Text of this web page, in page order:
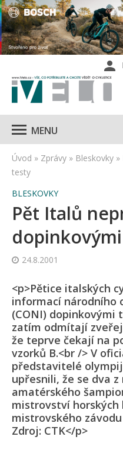
MENU
Úvod » Zprávy » Bleskovky »
testy
BLESKOVKY
Pět Italů
24.8.2001
<p>Pětice italských
informací národního
(CONI) dopinkovými
zatím odmítají
že teprve čekají na
vzorků B.<br /> V
představitelé
upřesnili, že se dva
amatérského
mistrovství horských
mistrovského
Zdroj: CTK</p>